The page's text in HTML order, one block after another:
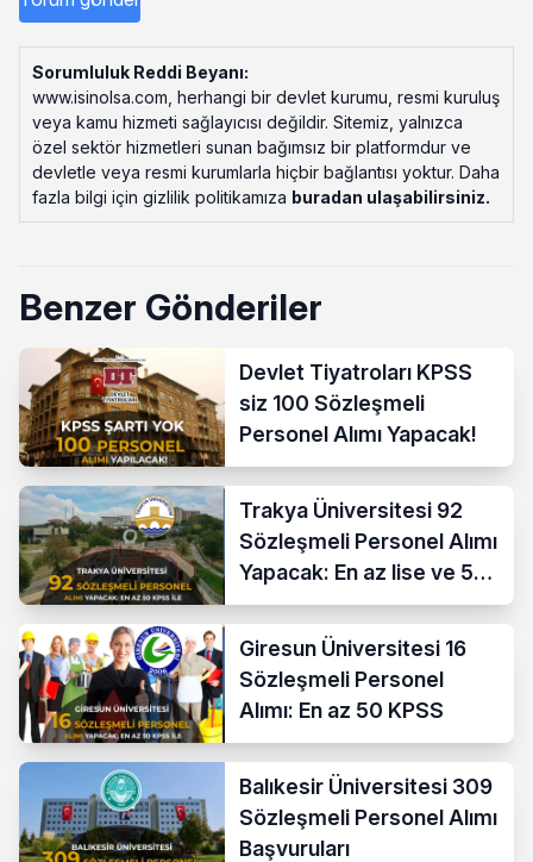
Sorumluluk Reddi Beyanı:
www.isinolsa.com, herhangi bir devlet kurumu, resmi kuruluş
veya kamu hizmeti sağlayıcısı değildir. Sitemiz, yalnızca
özel sektör hizmetleri sunan bağımsız bir platformdur ve
devletle veya resmi kurumlarla hiçbir bağlantısı yoktur. Daha
fazla bilgi için gizlilik politikamıza buradan ulaşabilirsiniz.
Benzer Gönderiler
Devlet Tiyatroları KPSS
siz 100 Sözleşmeli
Personel Alımı Yapacak!
Trakya Üniversitesi 92
Sözleşmeli Personel Alımı
Yapacak: En az lise ve 50
KPSS İle
Giresun Üniversitesi 16
Sözleşmeli Personel
Alımı: En az 50 KPSS
Balıkesir Üniversitesi 309
Sözleşmeli Personel Alımı
Başvuruları